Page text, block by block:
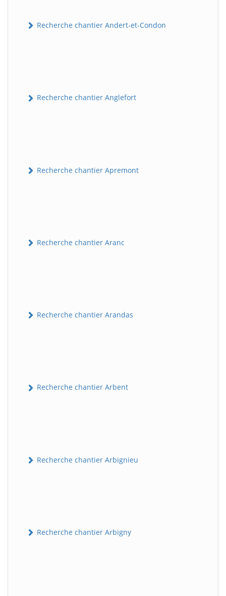
Recherche chantier Andert-et-Condon
Recherche chantier Anglefort
Recherche chantier Apremont
Recherche chantier Aranc
Recherche chantier Arandas
Recherche chantier Arbent
Recherche chantier Arbignieu
Recherche chantier Arbigny